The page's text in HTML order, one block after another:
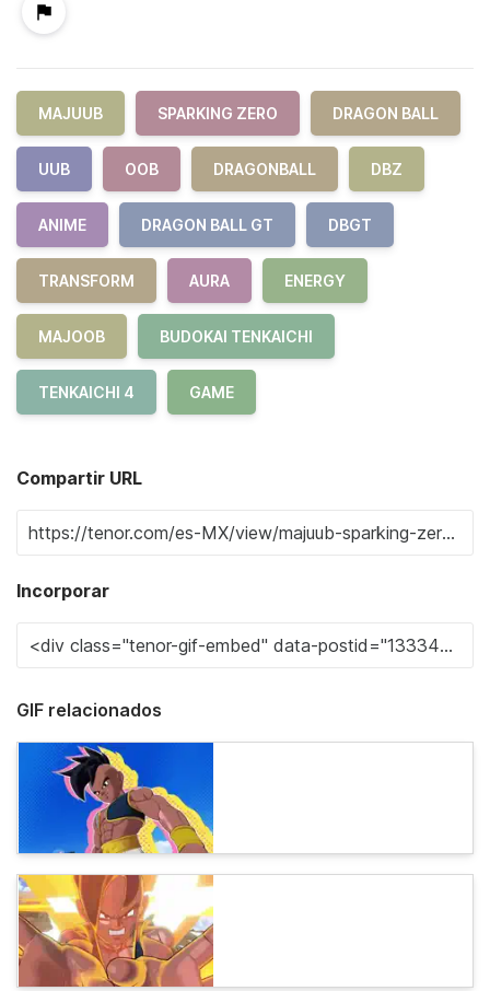
MAJUUB SPARKING ZERO DRAGON BALL
UUB OOB DRAGONBALL DBZ
ANIME DRAGON BALL GT DBGT
TRANSFORM AURA ENERGY
MAJOOB BUDOKAI TENKAICHI
TENKAICHI 4 GAME
Compartir URL
Incorporar
GIF relacionados